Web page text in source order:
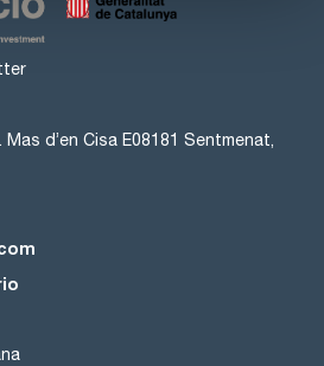
d’en Cisa E08181 Sentmenat,